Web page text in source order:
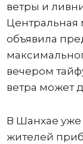
ветры и
Центральная
объявила
вечером
ветра может
В Шанхае уже
жителей